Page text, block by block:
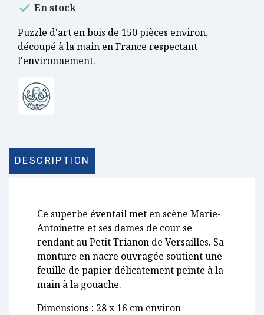
 En stock
Puzzle d'art en bois de 150 pièces environ,
découpé à la main en France respectant
l'environnement.
DESCRIPTION
Ce superbe éventail met en scène Marie-
Antoinette et ses dames de cour se
rendant au Petit Trianon de Versailles. Sa
monture en nacre ouvragée soutient une
feuille de papier délicatement peinte à la
main à la gouache.
Dimensions : 28 x 16 cm environ